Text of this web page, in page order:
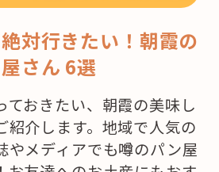
対行きたい！朝霞の
さん 6選
ておきたい、朝霞の美味し
紹介します。地域で人気の
やメディアでも噂のパン屋